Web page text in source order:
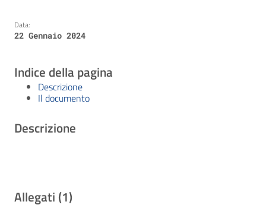
Data:
22 Gennaio 2024
Indice della pagina
Descrizione
Il documento
Descrizione
Allegati (1)